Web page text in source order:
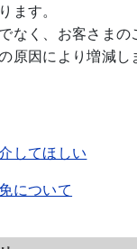
ます。
なく、お客さま
原因により増減し
してほしい
について